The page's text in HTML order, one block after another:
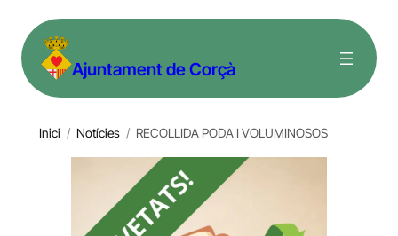
contingut Ajuntament de Corçà
Inici / Notícies / RECOLLIDA PODA I VOLUMINOSOS